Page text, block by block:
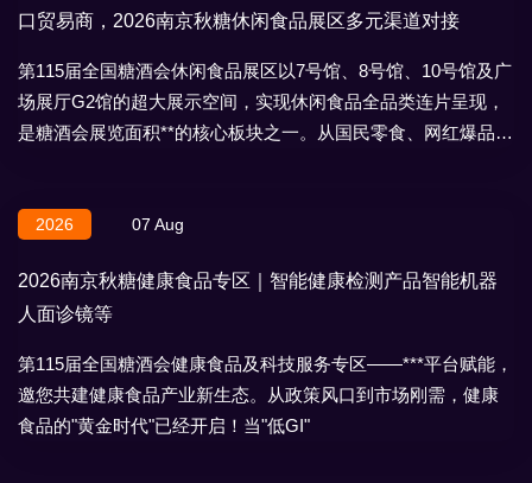
口贸易商，2026南京秋糖休闲食品展区多元渠道对接
第115届全国糖酒会休闲食品展区以7号馆、8号馆、10号馆及广
场展厅G2馆的超大展示空间，实现休闲食品全品类连片呈现，
是糖酒会展览面积**的核心板块之一。从国民零食、网红爆品到
2026 07 Aug
2026南京秋糖健康食品专区｜智能健康检测产品智能机器
人面诊镜等
第115届全国糖酒会健康食品及科技服务专区——***平台赋能，
邀您共建健康食品产业新生态。从政策风口到市场刚需，健康
食品的"黄金时代"已经开启！当"低GI"